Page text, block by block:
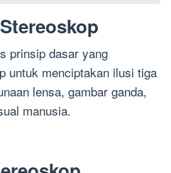
prinsip dasar yang
untuk menciptakan ilusi tiga
lensa, gambar ganda,
manusia.